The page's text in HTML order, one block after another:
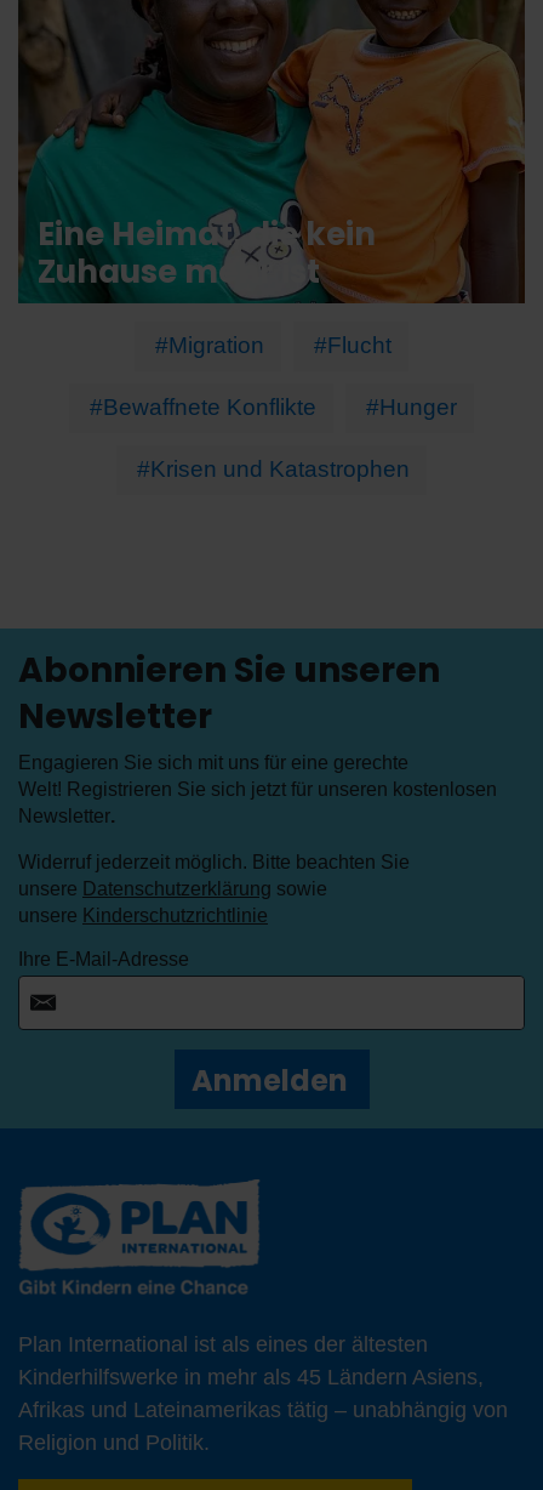
Eine Heimat, die kein
Zuhause mehr ist
#Migration #Flucht
#Bewaffnete Konflikte #Hunger
#Krisen und Katastrophen
Abonnieren Sie unseren
Newsletter
Engagieren Sie sich mit uns für eine gerechte
Welt! Registrieren Sie sich jetzt für unseren kostenlosen
Newsletter.
Widerruf jederzeit möglich. Bitte beachten Sie
unsere Datenschutzerklärung sowie
unsere Kinderschutzrichtlinie
Ihre E-Mail-Adresse
Anmelden
Plan International ist als eines der ältesten
Kinderhilfswerke in mehr als 45 Ländern Asiens,
Afrikas und Lateinamerikas tätig – unabhängig von
Religion und Politik.